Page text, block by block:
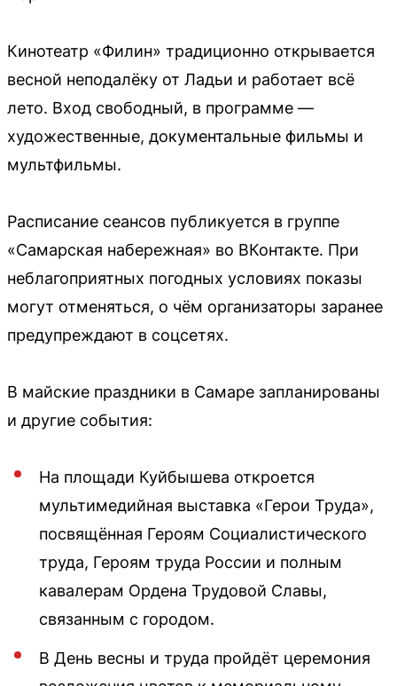
Кинотеатр «Филин» традиционно открывается
весной неподалёку от Ладьи и работает всё
лето. Вход свободный, в программе —
художественные, документальные фильмы и
мультфильмы.
Расписание сеансов публикуется в группе
«Самарская набережная» во ВКонтакте. При
неблагоприятных погодных условиях показы
могут отменяться, о чём организаторы заранее
предупреждают в соцсетях.
В майские праздники в Самаре запланированы
и другие события:
На площади Куйбышева откроется
мультимедийная выставка «Герои Труда»,
посвящённая Героям Социалистического
труда, Героям труда России и полным
кавалерам Ордена Трудовой Славы,
связанным с городом.
В День весны и труда пройдёт церемония